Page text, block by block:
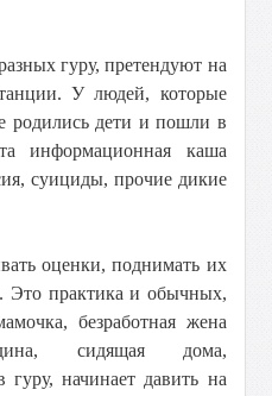
гуру, претендуют на
У людей, которые
родились дети и пошли в
информационная каша
суициды, прочие дикие
оценки, поднимать их
Это практика и обычных,
безработная жена
сидящая дома,
гуру, начинает давить на